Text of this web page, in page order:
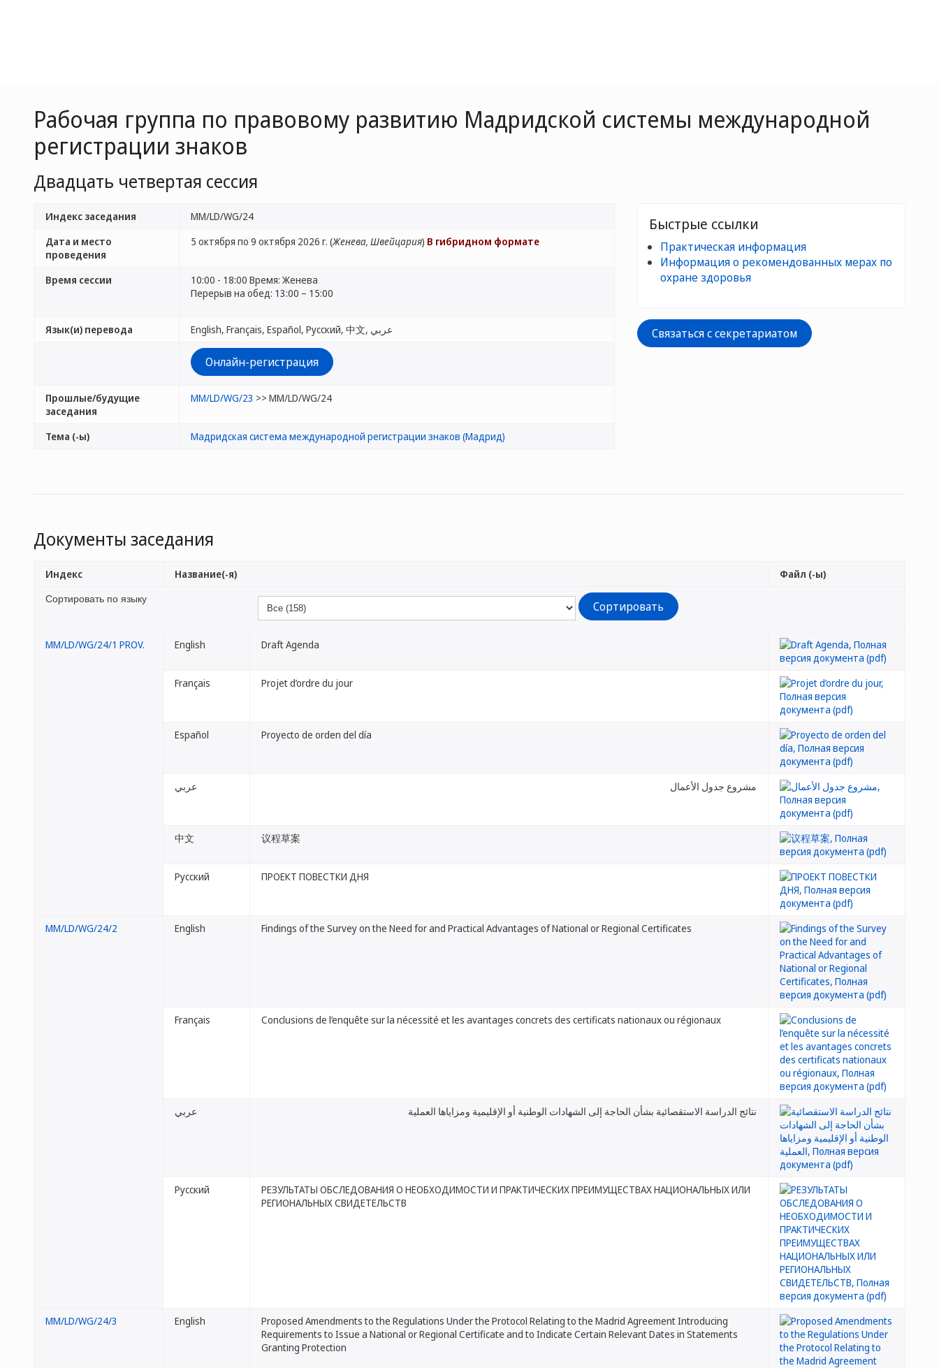
Рабочая группа по правовому развитию Мадридской системы международной
регистрации знаков
Двадцать четвертая сессия
Индекс заседания
MM/LD/WG/24
Дата и место
проведения
5 октября по 9 октября 2026 г. (Женева, Швейцария) В гибридном формате
Время сессии
10:00 - 18:00 Время: Женева
Перерыв на обед: 13:00 – 15:00
Язык(и) перевода English, Français, Español, Русский, 中文, عربي
Онлайн-регистрация
Прошлые/будущие
заседания
MM/LD/WG/23 >> MM/LD/WG/24
Тема (-ы) Мадридская система международной регистрации знаков (Мадрид)
Быстрые ссылки
Практическая информация
Информация о рекомендованных мерах по
охране здоровья
Связаться с секретариатом
Документы заседания
Сортировать по языку
Индекс Название(-я) Файл (-ы)
MM/LD/WG/24/1 PROV. English Draft Agenda
Français Projet d’ordre du jour
Español Proyecto de orden del día
عربي مشروع جدول الأعمال
中文 议程草案
Русский ПРОЕКТ ПОВЕСТКИ ДНЯ
MM/LD/WG/24/2 English Findings of the Survey on the Need for and Practical Advantages of National or Regional Certificates
Français Conclusions de l’enquête sur la nécessité et les avantages concrets des certificats nationaux ou régionaux
عربي نتائج الدراسة الاستقصائية بشأن الحاجة إلى الشهادات الوطنية أو الإقليمية ومزاياها العملية
Русский
РЕЗУЛЬТАТЫ ОБСЛЕДОВАНИЯ О НЕОБХОДИМОСТИ И ПРАКТИЧЕСКИХ ПРЕИМУЩЕСТВАХ НАЦИОНАЛЬНЫХ ИЛИ
РЕГИОНАЛЬНЫХ СВИДЕТЕЛЬСТВ
MM/LD/WG/24/3 English
Proposed Amendments to the Regulations Under the Protocol Relating to the Madrid Agreement Introducing
Requirements to Issue a National or Regional Certificate and to Indicate Certain Relevant Dates in Statements
Granting Protection